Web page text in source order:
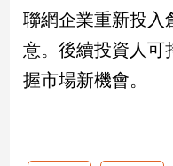
聯網企業重新投入
意。後續投資人可
握市場新機會。